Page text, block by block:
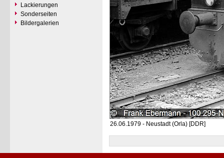
Lackierungen
Sonderseiten
Bildergalerien
26.06.1979 - Neustadt (Orla) [DDR]